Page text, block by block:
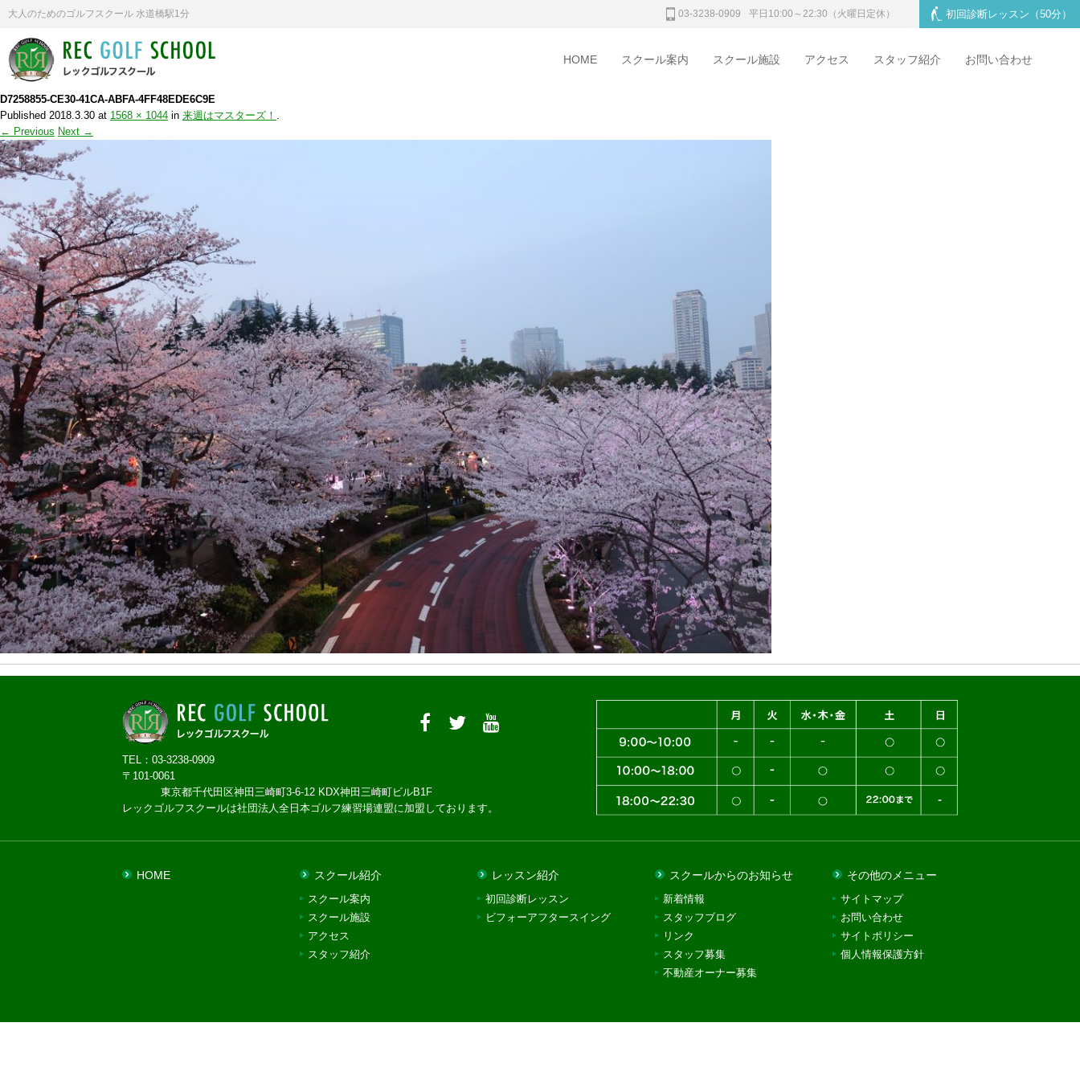
大人のためのゴルフスクール 水道橋駅1分 03-3238-0909 平日10:00～22:30 （火曜日定休） 初回診断レッスン （50分）
HOME スクール案内 スクール施設 アクセス スタッフ紹介 お問い合わせ
D7258855-CE30-41CA-ABFA-4FF48EDE6C9E
Published 2018.3.30 at 1568 × 1044 in 来週はマスターズ！ .
← Previous Next →
TEL：03-3238-0909
〒101-0061
東京都千代田区神田三崎町3-6-12 KDX神田三崎町ビルB1F
レックゴルフスクールは社団法人全日本ゴルフ練習場連盟に加盟しております。
HOME スクール紹介
スクール案内
スクール施設
アクセス
スタッフ紹介
レッスン紹介
初回診断レッスン
ビフォーアフタースイング
スクールからのお知らせ
新着情報
スタッフブログ
リンク
スタッフ募集
不動産オーナー募集
その他のメニュー
サイトマップ
お問い合わせ
サイトポリシー
個人情報保護方針